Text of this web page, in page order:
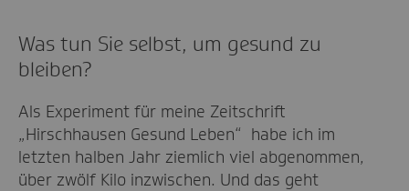
Was tun Sie selbst, um gesund zu
bleiben?
Als Experiment für meine Zeitschrift
„Hirschhausen Gesund Leben“ habe ich im
letzten halben Jahr ziemlich viel abgenommen,
über zwölf Kilo inzwischen. Und das geht